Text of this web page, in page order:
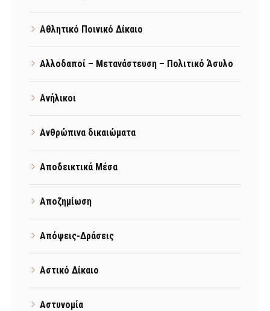
Αθλητικό Ποινικό Δίκαιο
Αλλοδαποί – Μετανάστευση – Πολιτικό Άσυλο
Ανήλικοι
Ανθρώπινα δικαιώματα
Αποδεικτικά Μέσα
Αποζημίωση
Απόψεις-Δράσεις
Αστικό Δίκαιο
Αστυνομία